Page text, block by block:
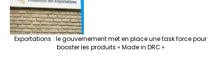
Exportations : le gouvernement met en place une task force pour
booster les produits « Made in DRC »